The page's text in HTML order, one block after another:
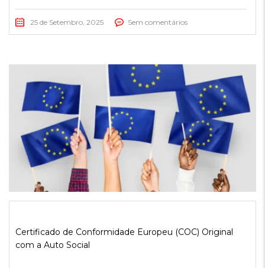
25 de Setembro, 2025 Sem comentários
Certificado de Conformidade Europeu (COC) Original
com a Auto Social